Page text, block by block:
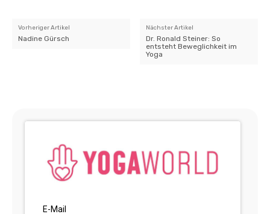
Vorheriger Artikel
Nadine Gürsch
Nächster Artikel
Dr. Ronald Steiner: So
entsteht Beweglichkeit im
Yoga